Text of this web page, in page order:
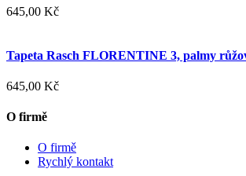
645,00 Kč
Tapeta Rasch FLORENTINE 3, palmy
645,00 Kč
O firmě
O firmě
Rychlý kontakt